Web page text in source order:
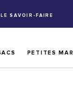
LE SAVOIR-FAIRE
PETITES